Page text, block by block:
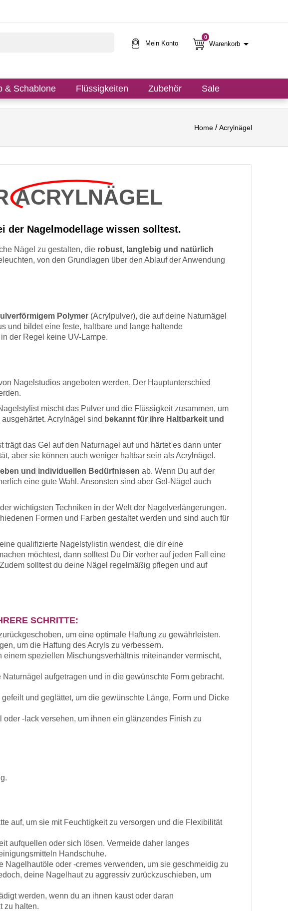
0
Warenkorb 
Mein Konto
& Schablone Flüssigkeiten Zubehör Sale
Home Acrylnägel
ACRYLNÄGEL
der Nagelmodellage wissen solltest.
Nägel zu gestalten, die robust, langlebig und natürlich
von den Grundlagen über den Ablauf der Anwendung
Polymer (Acrylpulver), die auf deine Naturnägel
und bildet eine feste, haltbare und lange haltende
der Regel keine UV-Lampe.
Nagelstudios angeboten werden. Der Hauptunterschied
mischt das Pulver und die Flüssigkeit zusammen, um
Acrylnägel sind bekannt für ihre Haltbarkeit und
das Gel auf den Naturnagel auf und härtet es dann unter
aber sie können auch weniger haltbar sein als Acrylnägel.
und individuellen Bedürfnissen ab. Wenn Du auf der
eine gute Wahl. Ansonsten sind aber Gel-Nägel auch
wichtigsten Techniken in der Welt der Nagelverlängerungen.
Formen und Farben gestaltet werden und sind auch für
qualifizierte Nagelstylistin wendest, die dir eine
möchtest, dann solltest Du Dir vorher auf jeden Fall eine
solltest du deine Nägel regelmäßig pflegen und auf
SCHRITTE:
um eine optimale Haftung zu gewährleisten.
um die Haftung des Acryls zu verbessern.
speziellen Mischungsverhältnis miteinander vermischt,
aufgetragen und in die gewünschte Form gebracht.
und geglättet, um die gewünschte Länge, Form und Dicke
-lack versehen, um ihnen ein glänzendes Finish zu
auf, um sie mit Feuchtigkeit zu versorgen und die Flexibilität
aufquellen oder sich lösen. Vermeide daher langes
Handschuhe.
oder -cremes verwenden, um sie geschmeidig zu
deine Nagelhaut zu aggressiv zurückzuschieben, um
werden, wenn du an ihnen kaust oder daran
zu halten.